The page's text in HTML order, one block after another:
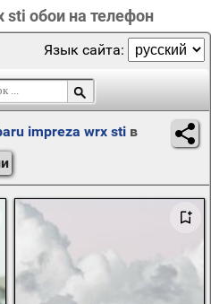
sti обои на телефон
Язык сайта:
impreza wrx sti в